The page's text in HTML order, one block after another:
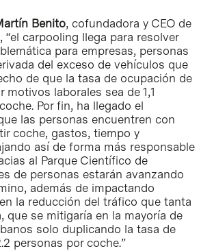
Benito, cofundadora y CEO de
“el carpooling llega para resolver
para empresas, personas
del exceso de vehículos que
de que la tasa de ocupación de
motivos laborales sea de 1,1
Por fin, ha llegado el
las personas encuentren con
coche, gastos, tiempo y
así de forma más responsable
al Parque Científico de
de personas estarán avanzando
además de impactando
la reducción del tráfico que tanta
que se mitigaría en la mayoría de
solo duplicando la tasa de
personas por coche.”